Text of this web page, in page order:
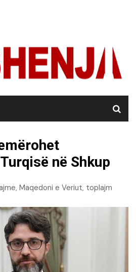
në Shkup
, Maqedoni e Veriut, toplajm